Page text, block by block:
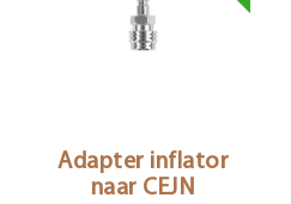
Adapter inflator
naar CEJN